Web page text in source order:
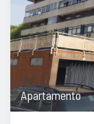
Apartamento